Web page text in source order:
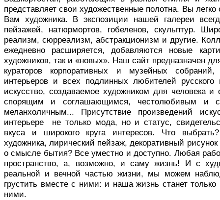
представляет свои художественные полотна. Вы
Вам художника. В экспозиции нашей галереи
пейзажей, натюрмортов, гобеленов, скульптур.
реализм, сюрреализм, абстракционизм и другие.
ежедневно расширяется, добавляются новые
художников, так и «новых». Наш сайт предназначен
кураторов корпоративных и музейных
интерьеров и всех подлинных любителей
искусство, создаваемое художником для человека и
спорящим и соглашающимся, честолюбивым и
меланхоличным... Присутствие произведений
интерьере не только мода, но и статус,
вкуса и широкого круга интересов. Что
художника, лирический пейзаж, декоративный
о смысле бытия? Все уместно и доступно. Любая
пространство, а, возможно, и саму жизнь! И с
реальной и вечной частью жизни, мы можем
грустить вместе с ними: и наша жизнь станет только
ними.